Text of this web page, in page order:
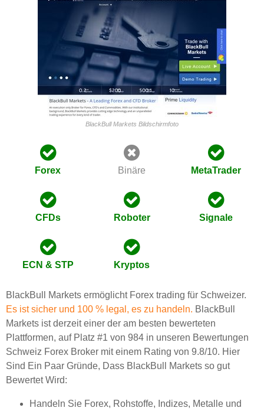
BlackBull Markets Bildschirmfoto
Forex Binäre MetaTrader
CFDs Roboter Signale
ECN & STP Kryptos
BlackBull Markets ermöglicht Forex trading für Schweizer.
Es ist sicher und 100 % legal, es zu handeln. BlackBull
Markets ist derzeit einer der am besten bewerteten
Plattformen, auf Platz #1 von 984 in unseren Bewertungen
Schweiz Forex Broker mit einem Rating von 9.8/10. Hier
Sind Ein Paar Gründe, Dass BlackBull Markets so gut
Bewertet Wird:
Handeln Sie Forex, Rohstoffe, Indizes, Metalle und